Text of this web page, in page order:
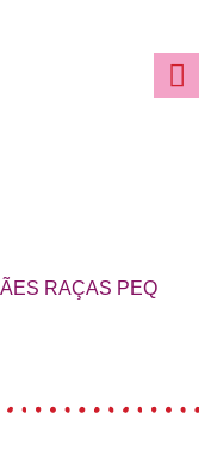
RAÇAS PEQ